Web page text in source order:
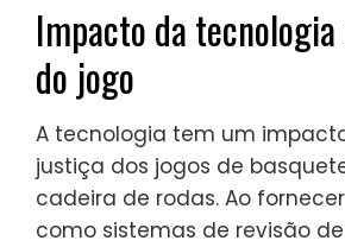
Impacto da
do jogo
A tecnologia tem um
justiça dos jogos de
cadeira de rodas. Ao
como sistemas de revisão